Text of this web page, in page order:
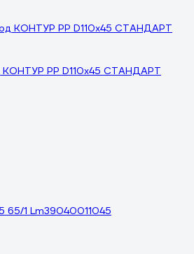
КОНТУР РР D110x45 СТАНДАРТ
65/1 Lm39040011045